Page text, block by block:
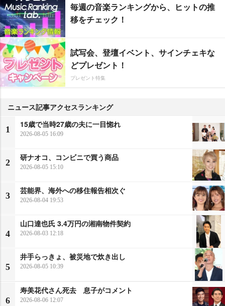
毎週の音楽ランキングから、ヒットの推
移をチェック！
試写会、登壇イベント、サインチェキな
どプレゼント！
プレゼント特集
ニュース記事アクセスランキング
1
15歳で当時27歳の夫に一目惚れ
2026-08-05 16:09
2
研ナオコ、コンビニで買う商品
2026-08-05 15:10
3
芸能界、海外への移住報告相次ぐ
2026-08-04 19:53
4
山口達也氏 3.4万円の湘南物件契約
2026-08-03 12:18
5
井手らっきょ、被災地で炊き出し
2026-08-05 10:39
6
寿美花代さん死去 息子がコメント
2026-08-06 12:07